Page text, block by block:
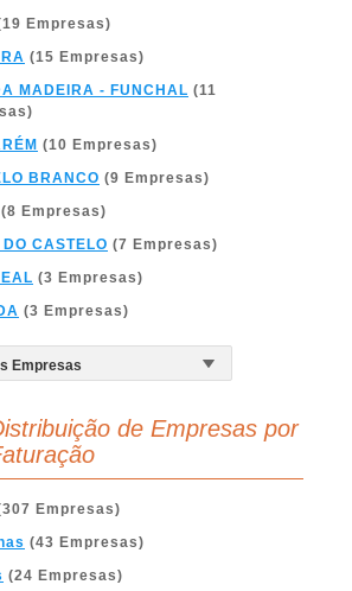
Empresas)
(15 Empresas)
MADEIRA - FUNCHAL (11
(10 Empresas)
BRANCO (9 Empresas)
Empresas)
CASTELO (7 Empresas)
(3 Empresas)
(3 Empresas)
de Empresas por
Empresas)
(43 Empresas)
(24 Empresas)